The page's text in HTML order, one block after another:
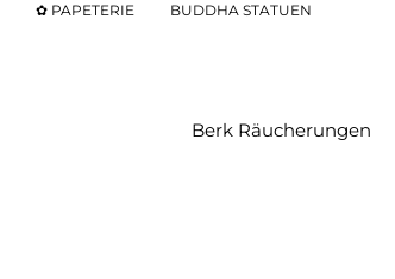
✿ PAPETERIE BUDDHA STATUEN
Berk Räucherungen